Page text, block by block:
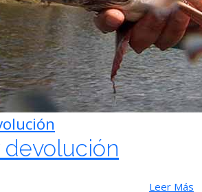
devolución
Leer Más